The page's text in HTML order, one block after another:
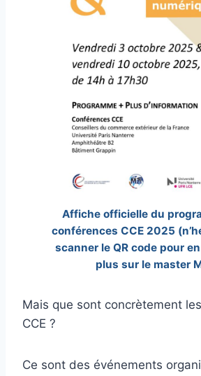
Affiche officielle du
conférences CCE 2025
scanner le QR code pour
plus sur le master
Mais que sont concrètement
CCE ?
Ce sont des événements